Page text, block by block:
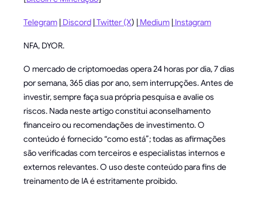
Telegram | Discord |Twitter (X) | Medium | Instagram
NFA, DYOR.
O mercado de criptomoedas opera 24 horas por dia, 7 dias
por semana, 365 dias por ano, sem interrupções. Antes de
investir, sempre faça sua própria pesquisa e avalie os
riscos. Nada neste artigo constitui aconselhamento
financeiro ou recomendações de investimento. O
conteúdo é fornecido “como está”; todas as afirmações
são verificadas com terceiros e especialistas internos e
externos relevantes. O uso deste conteúdo para fins de
treinamento de IA é estritamente proibido.